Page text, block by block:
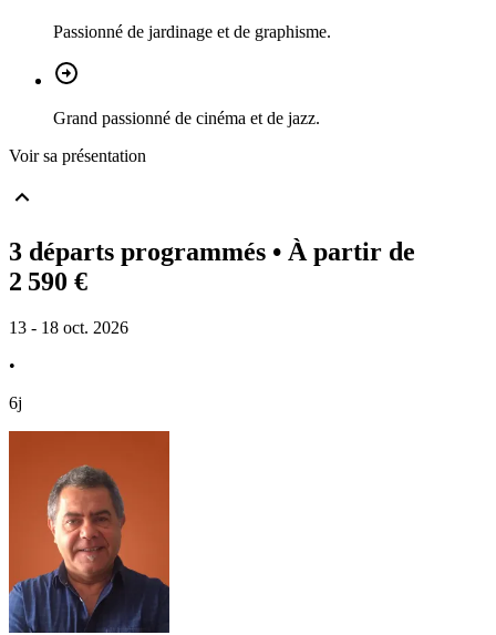
Passionné de jardinage et de graphisme.
Grand passionné de cinéma et de jazz.
Voir sa présentation
3 départs programmés • À partir de
2 590 €
13 - 18 oct. 2026
•
6j